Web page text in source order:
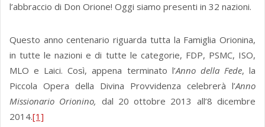
l’abbraccio di Don Orione! Oggi siamo presenti in 32 nazioni.
Questo anno centenario riguarda tutta la Famiglia Orionina,
in tutte le nazioni e di tutte le categorie, FDP, PSMC, ISO,
MLO e Laici. Così, appena terminato l’Anno della Fede, la
Piccola Opera della Divina Provvidenza celebrerà l’Anno
Missionario Orionino, dal 20 ottobre 2013 all’8 dicembre
2014.[1]